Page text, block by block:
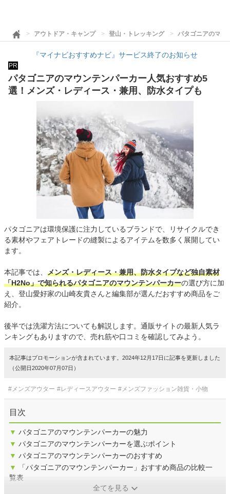
アウトドア・キャンプ 登山・トレッキング パタゴニアのマウ
『マイナビおすすめナビ』サービス終了のお知らせ
PR
パタゴニアのマウンテンパーカー人気おすすめ5
選！メンズ・レディース・兼用、防水タイプも
パタゴニアは環境保護に注力しているブランドで、リサイクルでき
る素材やフェアトレードの縫製によるアイテムを数多く展開してい
ます。
本記事では、 メンズ・レディース・兼用、防水タイプなど独自素材
「H2No」で知られるパタゴニアのマウンテンパーカーの選び方に加
え、登山愛好家の山崎友貴さんと編集部が選んだおすすめ商品をご
紹介。
後半では洗濯方法についても解説します。通販サイトの最新人気ラ
ンキングもありますので、売れ筋や口コミを確認してみよう。
本記事はプロモーションが含まれています。2024年12月17日に記事を更新しました
（公開日2020年07月07日）
#メンズアウター #レディースアウター #メンズファッション雑貨・小物
目次
▼ パタゴニアのマウンテンパーカーの魅力
▼ パタゴニアのマウンテンパーカーを選ぶポイント
▼ パタゴニアのマウンテンパーカーのおすすめ
▼
「パタゴニアのマウンテンパーカー」おすすめ商品の比較一
覧表
全てを見る